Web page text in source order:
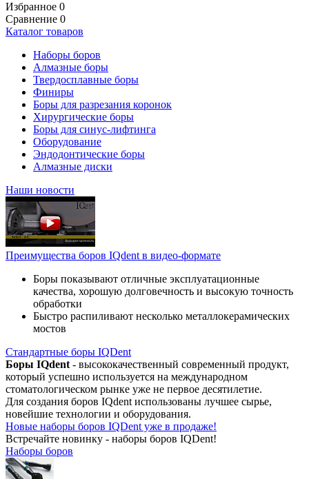
Избранное 0
Сравнение 0
Каталог товаров
Наборы боров
Алмазные боры
Твердосплавные боры
Финиры
Боры для разрезания коронок
Хирургические боры
Боры для синус-лифтинга
Оборудование
Эндодонтические боры
Алмазные диски
Наши новости
Преимущества боров IQdent в видео-формате
Боры показывают отличные эксплуатационные
качества, хорошую долговечность и высокую точность
обработки
Быстро распиливают несколько металлокерамических
мостов
Стандартные боры IQDent
Боры IQdent - высококачественный современный продукт,
который успешно используется на международном
стоматологическом рынке уже не первое десятилетие.
Для создания боров IQdent использованы лучшее сырье,
новейшие технологии и оборудования.
Новые наборы боров IQDent уже в продаже!
Встречайте новинку - наборы боров IQDent!
Наборы боров